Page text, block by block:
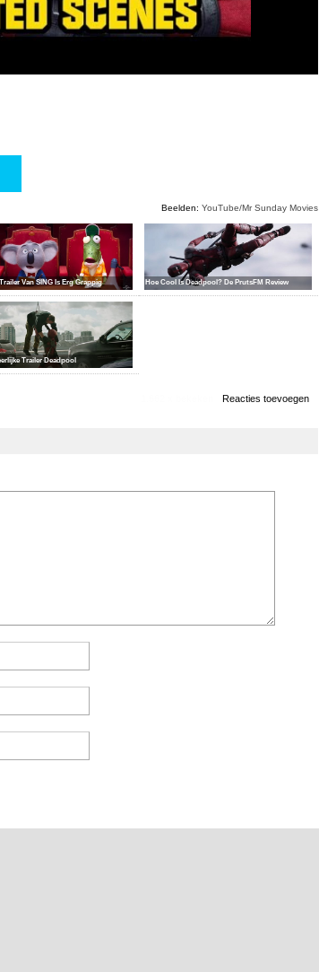
Beelden: YouTube/Mr Sunday Movies
Van SING Is Erg Grappig Hoe Cool Is Deadpool? De PrutsFM Review
Trailer Deadpool
Reacties toevoegen